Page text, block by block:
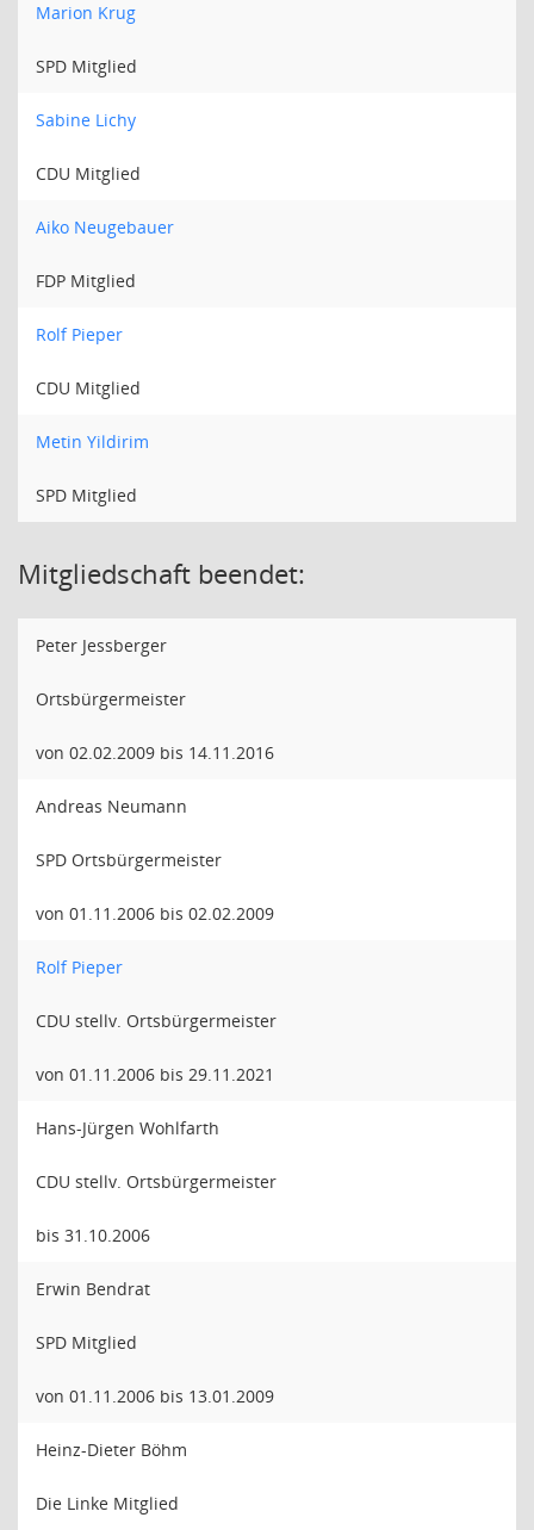
Marion Krug
SPD Mitglied
Sabine Lichy
CDU Mitglied
Aiko Neugebauer
FDP Mitglied
Rolf Pieper
CDU Mitglied
Metin Yildirim
SPD Mitglied
Mitgliedschaft beendet:
Peter Jessberger
Ortsbürgermeister
von 02.02.2009 bis 14.11.2016
Andreas Neumann
SPD Ortsbürgermeister
von 01.11.2006 bis 02.02.2009
Rolf Pieper
CDU stellv. Ortsbürgermeister
von 01.11.2006 bis 29.11.2021
Hans-Jürgen Wohlfarth
CDU stellv. Ortsbürgermeister
bis 31.10.2006
Erwin Bendrat
SPD Mitglied
von 01.11.2006 bis 13.01.2009
Heinz-Dieter Böhm
Die Linke Mitglied